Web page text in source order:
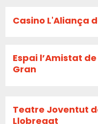
Casino L'Aliança
Espai l’Amistat
Gran
Teatre Joventut
Llobregat